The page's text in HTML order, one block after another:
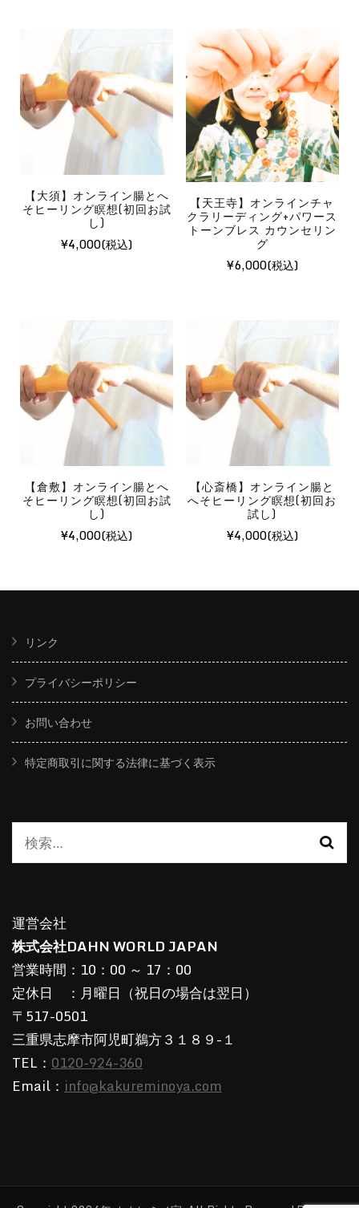
日
ご年齢（必須）
未成年の方のみ
保護者のお電話番号：
お支払い方法 （必須）
クレジットカード
銀行振込
●銀行振り込みをご希望の方
店番：２１８ 店名：二一八 店（ニイチハ
チ店）
預金種目：普通貯金 口座番号：１０１４
４３４
名義:カ）ダンワールドジャパン
サービスの提供に関連しますので、過去あるいは
現在の疾患についてお答えください。告知内容に
虚偽、または告知しないことにより発生した事故
に対してはHSP Healing Spaceカクレミノ家 （株
式会社DAHN WORLD JAPAN）はいかなる責任
も負いません。
★①から④について有の場合は、当該疾患につい
て薬服用の有無も含めて具体的に記入して下さ
【大須】オンライン腸とへ
そヒーリング瞑想(初回お試
し)
¥4,000
【天王寺】オンラインチャ
クラリーディング+パワース
トーンブレス カウンセリン
グ
¥6,000
【倉敷】オンライン腸とへ
そヒーリング瞑想(初回お試
し)
¥4,000
【心斎橋】オンライン腸と
へそヒーリング瞑想(初回お
試し)
¥4,000
リンク
プライバシーポリシー
お問い合わせ
特定商取引に関する法律に基づく表示
運営会社
株式会社DAHN WORLD JAPAN
営業時間：10：00 ～ 17：00
定休日 ：月曜日（祝日の場合は翌日）
〒517-0501
三重県志摩市阿児町鵜方３１８９-１
TEL： 0120-924-360
Email： info@kakureminoya.com